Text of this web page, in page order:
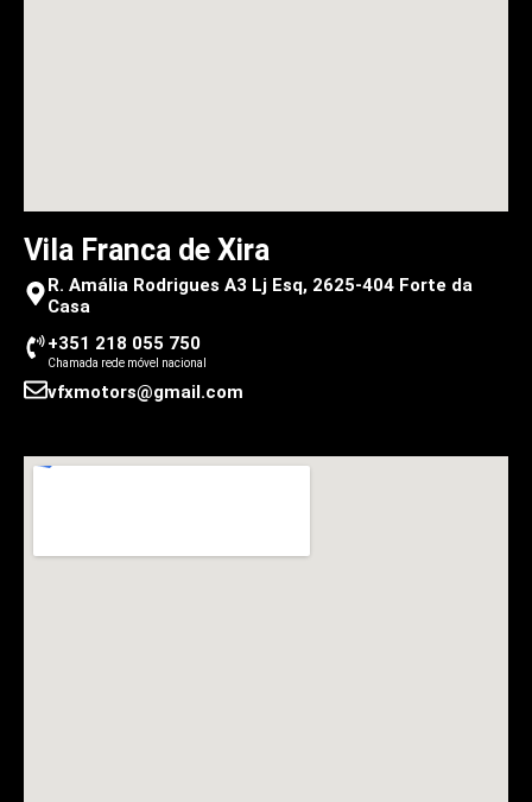
Vila Franca de Xira
R. Amália Rodrigues A3 Lj Esq, 2625-404 Forte da
Casa
+351 218 055 750
Chamada rede móvel nacional
vfxmotors@gmail.com